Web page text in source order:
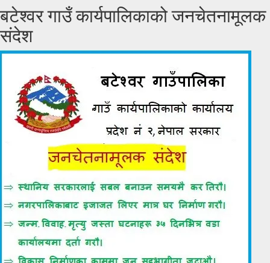
बटेश्वर गाउँ कार्यपालिकाको जनचेतनामूलक
संदेश